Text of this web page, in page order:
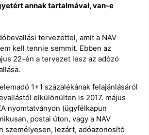
annak tartalmával, van-e
tervezettel, amit a NAV
kell tennie semmit. Ebben az
22-én a tervezet lesz az adózó
1+1 százalékának felajánlásáról
elkülönülten is 2017. május
nyomtatványon (ügyfélkapun
postai úton, vagy a NAV
személyesen, lezárt, adóazonosító